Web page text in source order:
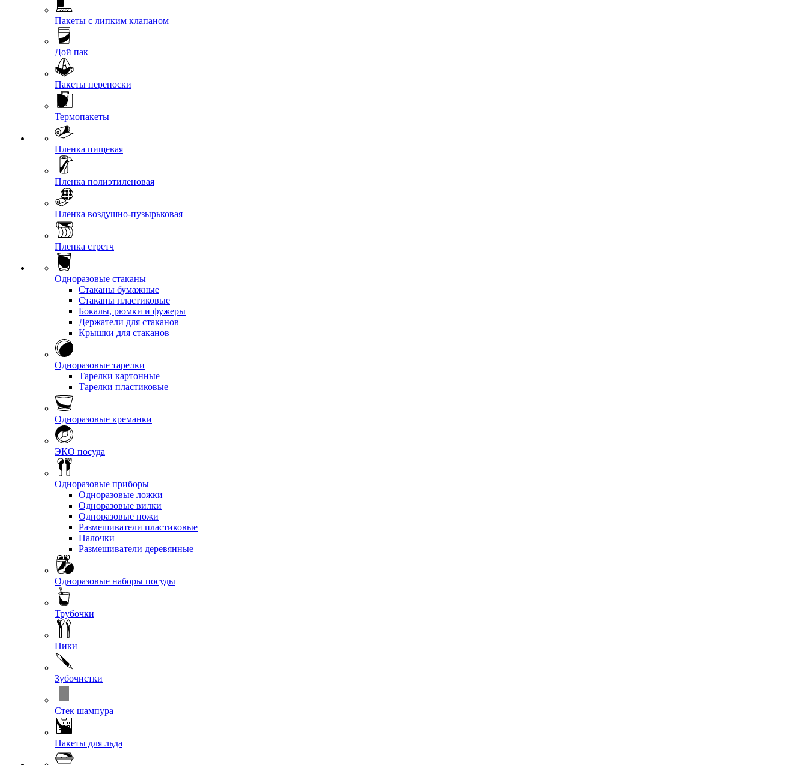
Пакеты с липким клапаном
Дой пак
Пакеты переноски
Термопакеты
Пленка пищевая
Пленка полиэтиленовая
Пленка воздушно-пузырьковая
Пленка стретч
Одноразовые стаканы
Стаканы бумажные
Стаканы пластиковые
Бокалы, рюмки и фужеры
Держатели для стаканов
Крышки для стаканов
Одноразовые тарелки
Тарелки картонные
Тарелки пластиковые
Одноразовые креманки
ЭКО посуда
Одноразовые приборы
Одноразовые ложки
Одноразовые вилки
Одноразовые ножи
Размешиватели пластиковые
Палочки
Размешиватели деревянные
Одноразовые наборы посуды
Трубочки
Пики
Зубочистки
Стек шампура
Пакеты для льда